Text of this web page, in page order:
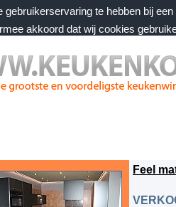
gebruikerservaring te hebben bij
akkoord dat wij cookies
uur
Feel